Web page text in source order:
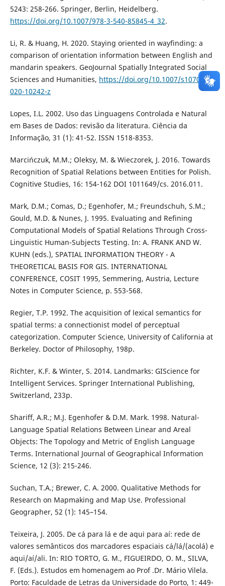
5243: 258-266. Springer, Berlin, Heidelberg.
https://doi.org/10.1007/978-3-540-85845-4_32.
Li, R. & Huang, H. 2020. Staying oriented in wayfinding: a
comparison of orientation information between English and
mandarin speakers. GeoJournal Spatially Integrated Social
Sciences and Humanities, https://doi.org/10.1007/s10708-
020-10242-z
Lopes, I.L. 2002. Uso das Linguagens Controlada e Natural
em Bases de Dados: revisão da literatura. Ciência da
Informação, 31 (1): 41-52. ISSN 1518-8353.
Marcińczuk, M.M.; Oleksy, M. & Wieczorek, J. 2016. Towards
Recognition of Spatial Relations between Entities for Polish.
Cognitive Studies, 16: 154-162 DOI 1011649/cs. 2016.011.
Mark, D.M.; Comas, D.; Egenhofer, M.; Freundschuh, S.M.;
Gould, M.D. & Nunes, J. 1995. Evaluating and Refining
Computational Models of Spatial Relations Through Cross-
Linguistic Human-Subjects Testing. In: A. FRANK AND W.
KUHN (eds.), SPATIAL INFORMATION THEORY - A
THEORETICAL BASIS FOR GIS. INTERNATIONAL
CONFERENCE, COSIT 1995, Semmering, Austria, Lecture
Notes in Computer Science, p. 553-568.
Regier, T.P. 1992. The acquisition of lexical semantics for
spatial terms: a connectionist model of perceptual
categorization. Computer Science, University of California at
Berkeley. Doctor of Philosophy, 198p.
Richter, K.F. & Winter, S. 2014. Landmarks: GIScience for
Intelligent Services. Springer International Publishing,
Switzerland, 233p.
Shariff, A.R.; M.J. Egenhofer & D.M. Mark. 1998. Natural-
Language Spatial Relations Between Linear and Areal
Objects: The Topology and Metric of English Language
Terms. International Journal of Geographical Information
Science, 12 (3): 215-246.
Suchan, T.A.; Brewer, C. A. 2000. Qualitative Methods for
Research on Mapmaking and Map Use. Professional
Geographer, 52 (1): 145–154.
Teixeira, J. 2005. De cá para lá e de aqui para aí: rede de
valores semânticos dos marcadores espaciais cá/lá/(acolá) e
aqui/aí/ali. In: RIO TORTO, G. M., FIGUEIRDO, O. M., SILVA,
F. (Eds.). Estudos em homenagem ao Prof .Dr. Mário Vilela.
Porto: Faculdade de Letras da Universidade do Porto, 1: 449-